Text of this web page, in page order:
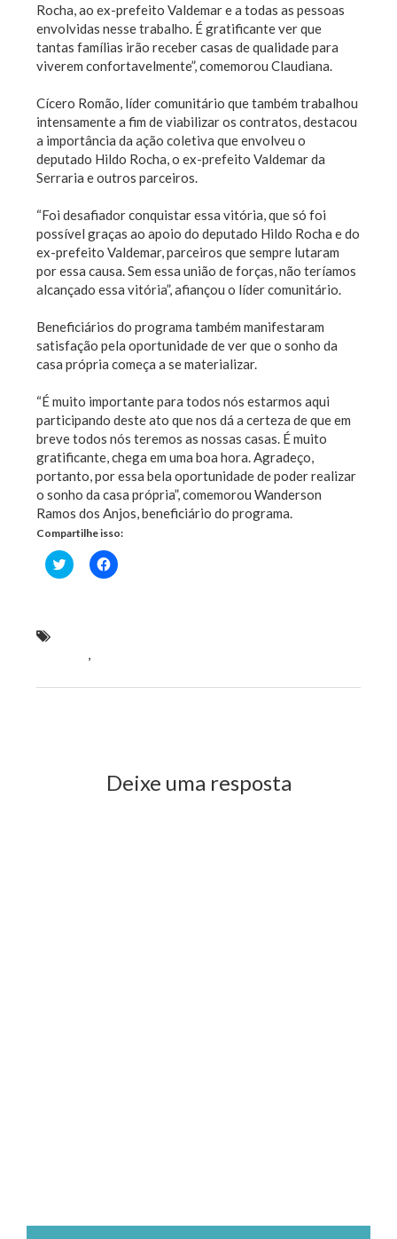
Rocha, ao ex-prefeito Valdemar e a todas as pessoas
envolvidas nesse trabalho. É gratificante ver que
tantas famílias irão receber casas de qualidade para
viverem confortavelmente”, comemorou Claudiana.
Cícero Romão, líder comunitário que também trabalhou
intensamente a fim de viabilizar os contratos, destacou
a importância da ação coletiva que envolveu o
deputado Hildo Rocha, o ex-prefeito Valdemar da
Serraria e outros parceiros.
“Foi desafiador conquistar essa vitória, que só foi
possível graças ao apoio do deputado Hildo Rocha e do
ex-prefeito Valdemar, parceiros que sempre lutaram
por essa causa. Sem essa união de forças, não teríamos
alcançado essa vitória”, afiançou o líder comunitário.
Beneficiários do programa também manifestaram
satisfação pela oportunidade de ver que o sonho da
casa própria começa a se materializar.
“É muito importante para todos nós estarmos aqui
participando deste ato que nos dá a certeza de que em
breve todos nós teremos as nossas casas. É muito
gratificante, chega em uma boa hora. Agradeço,
portanto, por essa bela oportunidade de poder realizar
o sonho da casa própria”, comemorou Wanderson
Ramos dos Anjos, beneficiário do programa.
Compartilhe isso:
Clique
para
Clique
para
,
Deixe uma resposta